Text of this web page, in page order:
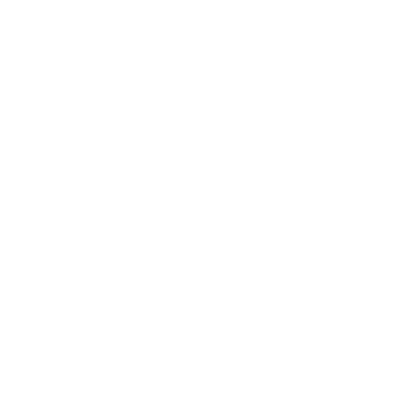
les nouveautés et bien plus encore